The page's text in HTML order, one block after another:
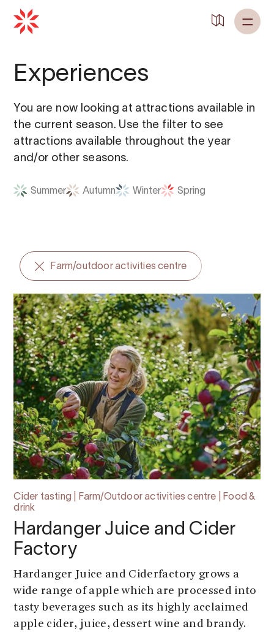
Experiences
You are now looking at attractions available in
the current season. Use the filter to see
attractions available throughout the year
and/or other seasons.
Summer Autumn Winter Spring
Farm/outdoor activities centre
Cider tasting | Farm/Outdoor activities centre | Food &
drink
Hardanger Juice and Cider
Factory
Hardanger Juice and Ciderfactory grows a
wide range of apple which are processed into
tasty beverages such as its highly acclaimed
apple cider, juice, dessert wine and brandy.